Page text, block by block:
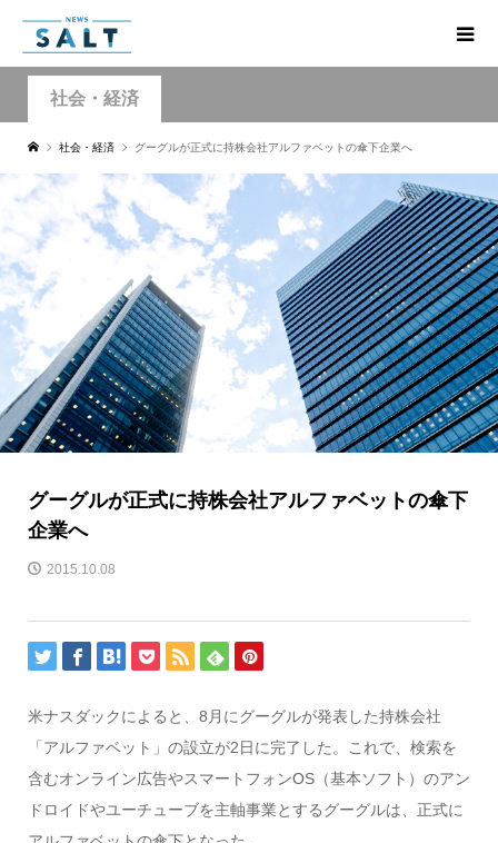
社会・経済
社会・経済 グーグルが正式に持株会社アルファベットの傘下企業へ
グーグルが正式に持株会社アルファベットの傘下
企業へ
2015.10.08
米ナスダックによると、8月にグーグルが発表した持株会社
「アルファベット」の設立が2日に完了した。これで、検索を
含むオンライン広告やスマートフォンOS（基本ソフト）のアン
ドロイドやユーチューブを主軸事業とするグーグルは、正式に